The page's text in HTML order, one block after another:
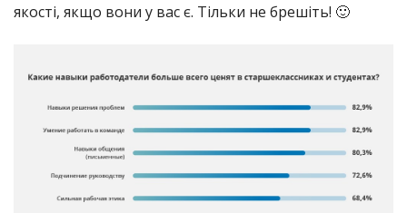
якості, якщо вони у вас є. Тільки не брешіть! 🙂